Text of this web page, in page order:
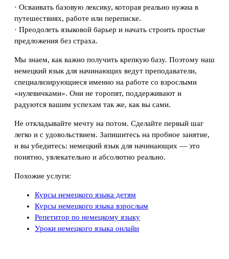
· Осваивать базовую лексику, которая реально нужна в
путешествиях, работе или переписке.
· Преодолеть языковой барьер и начать строить простые
предложения без страха.
Мы знаем, как важно получить крепкую базу. Поэтому наш
немецкий язык для начинающих ведут преподаватели,
специализирующиеся именно на работе со взрослыми
«нулевичками». Они не торопят, поддерживают и
радуются вашим успехам так же, как вы сами.
Не откладывайте мечту на потом. Сделайте первый шаг
легко и с удовольствием. Запишитесь на пробное занятие,
и вы убедитесь: немецкий язык для начинающих — это
понятно, увлекательно и абсолютно реально.
Похожие услуги:
Курсы немецкого языка детям
Курсы немецкого языка взрослым
Репетитор по немецкому языку
Уроки немецкого языка онлайн